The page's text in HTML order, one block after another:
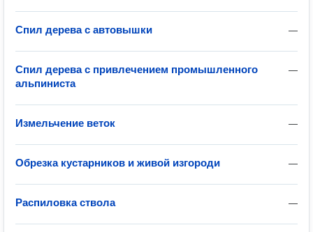
—
Спил дерева с автовышки
—
Спил дерева с привлечением промышленного
альпиниста
—
Измельчение веток
—
Обрезка кустарников и живой изгороди
—
Распиловка ствола